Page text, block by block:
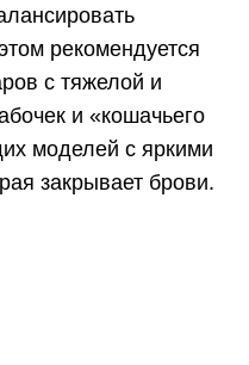
рекомендуется
с тяжелой и
и «кошачьего
моделей с яркими
закрывает брови.